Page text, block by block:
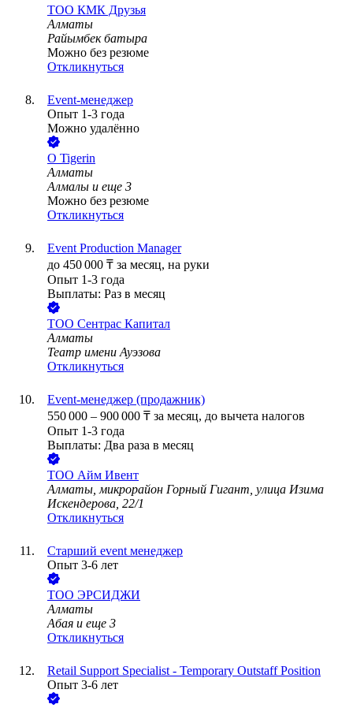
ТОО КМК Друзья
Алматы
Райымбек батыра
Можно без резюме
Откликнуться
Event-менеджер
Опыт 1-3 года
Можно удалённо
О Tigerin
Алматы
Алмалы и еще 3
Можно без резюме
Откликнуться
Event Production Manager
до 450 000 ₸ за месяц, на руки
Опыт 1-3 года
Выплаты: Раз в месяц
ТОО Сентрас Капитал
Алматы
Театр имени Ауэзова
Откликнуться
Event-менеджер (продажник)
550 000 – 900 000 ₸ за месяц, до вычета налогов
Опыт 1-3 года
Выплаты: Два раза в месяц
ТОО Айм Ивент
Алматы, микрорайон Горный Гигант, улица Изима
Искендерова, 22/1
Откликнуться
Старший event менеджер
Опыт 3-6 лет
ТОО ЭРСИДЖИ
Алматы
Абая и еще 3
Откликнуться
Retail Support Specialist - Temporary Outstaff Position
Опыт 3-6 лет